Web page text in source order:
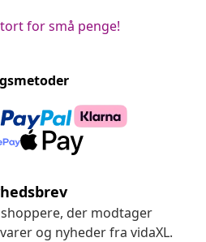
for små penge!
der modtager
og nyheder fra vidaXL.